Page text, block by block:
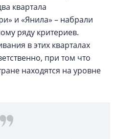
квартала
и «Янила» – набрали
ряду критериев.
в этих кварталах
при том что
находятся на уровне